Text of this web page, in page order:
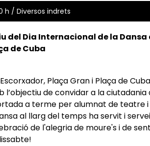
h / Diversos indrets
Dia Internacional de la Dansa
de Cuba
Plaça Gran i Plaça de
de convidar a la ciutadania
a terme per alumnat de teatre i
al llarg del temps ha servit i
de l'alegria de moure's i de